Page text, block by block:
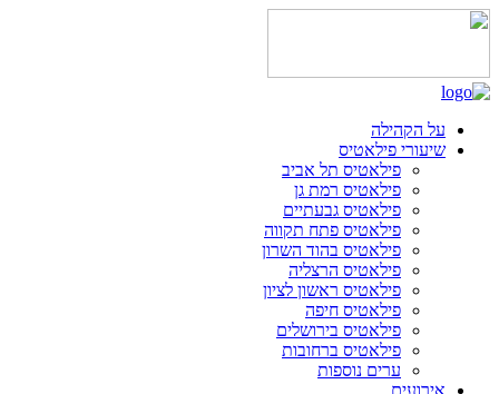
על הקהילה
שיעורי פילאטיס
פילאטיס תל אביב
פילאטיס רמת גן
פילאטיס גבעתיים
פילאטיס פתח תקווה
פילאטיס בהוד השרון
פילאטיס הרצליה
פילאטיס ראשון לציון
פילאטיס חיפה
פילאטיס בירושלים
פילאטיס ברחובות
ערים נוספות
אירועים